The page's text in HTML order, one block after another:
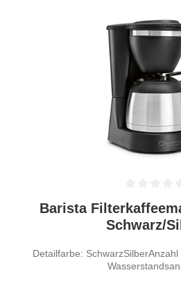
Durchschnittliche Bewertung
Barista
Schwarz/
Detailfarbe: